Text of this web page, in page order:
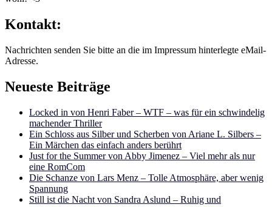
Kontakt:
Nachrichten senden Sie bitte an die im Impressum hinterlegte eMail-
Adresse.
Neueste Beiträge
Locked in von Henri Faber – WTF – was für ein schwindelig
machender Thriller
Ein Schloss aus Silber und Scherben von Ariane L. Silbers –
Ein Märchen das einfach anders berührt
Just for the Summer von Abby Jimenez – Viel mehr als nur
eine RomCom
Die Schanze von Lars Menz – Tolle Atmosphäre, aber wenig
Spannung
Still ist die Nacht von Sandra Aslund – Ruhig und